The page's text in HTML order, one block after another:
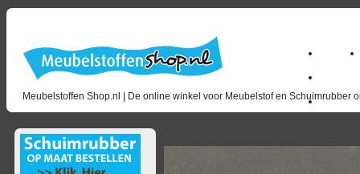
Meubelstoffen Shop.nl | De online winkel voor Meubelstof en Schuimrubber
Home